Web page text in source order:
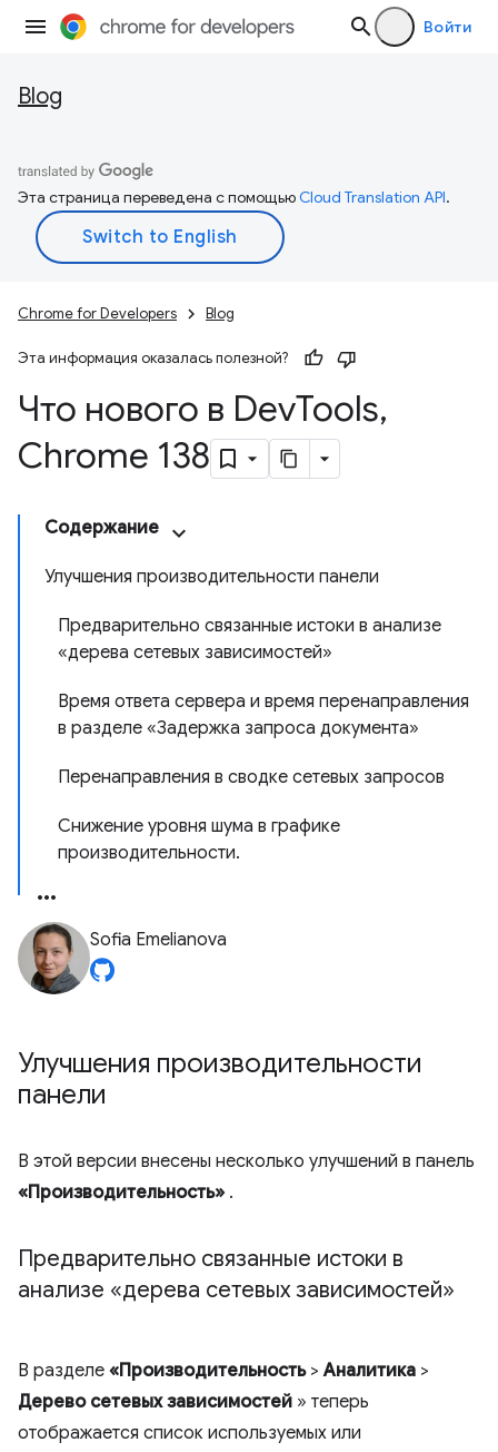
Войти
Blog
Эта страница переведена с помощьюCloud Translation API.
Chrome for Developers Blog
Эта информация оказалась полезной?
Что нового в DevTools,
Chrome 138
Содержание
Улучшения производительности панели
Предварительно связанные истоки в анализе
«дерева сетевых зависимостей»
Время ответа сервера и время перенаправления
в разделе «Задержка запроса документа»
Перенаправления в сводке сетевых запросов
Снижение уровня шума в графике
производительности.
Sofia Emelianova
Улучшения производительности
панели
В этой версии внесены несколько улучшений в панель
«Производительность» .
Предварительно связанные истоки в
анализе «дерева сетевых зависимостей»
В разделе «Производительность>Аналитика >
Дерево сетевых зависимостей » теперь
отображается список используемых или